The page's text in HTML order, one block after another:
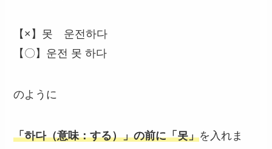
【×】못 운전하다
【〇】운전 못 하다
のように
「하다（意味：する）」の前に「못」を入れま